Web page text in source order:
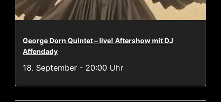
George Dorn Quintet – live! Aftershow mit DJ
Affendady
18. September - 20:00